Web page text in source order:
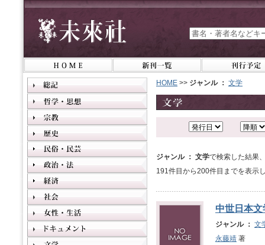
HOME >> ジャンル ： 文学
ジャンル ： 文学で検索した結果
191件目から200件目までを表示
中世日本
ジャンル ： 文
永藤靖 著